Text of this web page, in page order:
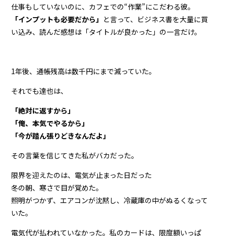
仕事もしていないのに、カフェでの“作業”にこだわる彼。
「インプットも必要だから」 と言って、ビジネス書を大量に買
い込み、読んだ感想は「タイトルが良かった」の一言だけ。
1年後、通帳残高は数千円にまで減っていた。
それでも達也は、
「絶対に返すから」
「俺、本気でやるから」
「今が踏ん張りどきなんだよ」
その言葉を信じてきた私がバカだった。
限界を迎えたのは、電気が止まった日だった
冬の朝、寒さで目が覚めた。
照明がつかず、エアコンが沈黙し、冷蔵庫の中がぬるくなって
いた。
電気代が払われていなかった。私のカードは、限度額いっぱ